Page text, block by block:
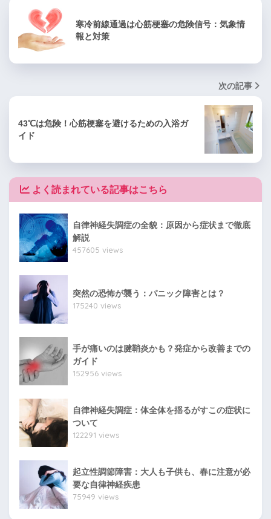
寒冷前線通過は心筋梗塞の危険信号：気象情
報と対策
次の記事
43℃は危険！心筋梗塞を避けるための入浴ガ
イド
よく読まれている記事はこちら
自律神経失調症の全貌：原因から症状まで徹底
解説
457605 views
突然の恐怖が襲う：パニック障害とは？
175240 views
手が痛いのは腱鞘炎かも？発症から改善までの
ガイド
152956 views
自律神経失調症：体全体を揺るがすこの症状に
ついて
122291 views
起立性調節障害：大人も子供も、春に注意が必
要な自律神経疾患
75949 views